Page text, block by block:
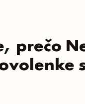
prečo